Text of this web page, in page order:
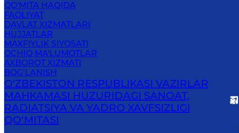
QO'MITA HAQIDA
FAOLIYAT
DAVLAT XIZMATLARI
HUJJATLAR
MAXFIYLIK SIYOSATI
OCHIQ MA'LUMOTLAR
AXBOROT XIZMATI
BOG‘LANISH
O'ZBEKISTON RESPUBLIKASI VAZIRLAR
MAHKAMASI HUZURIDAGI SANOAT,
RADIATSIYA VA YADRO XAVFSIZLIGI
QO‘MITASI